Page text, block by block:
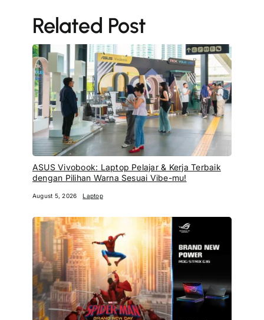
Related Post
ASUS Vivobook: Laptop Pelajar & Kerja Terbaik
dengan Pilihan Warna Sesuai Vibe-mu!
August 5, 2026 Laptop